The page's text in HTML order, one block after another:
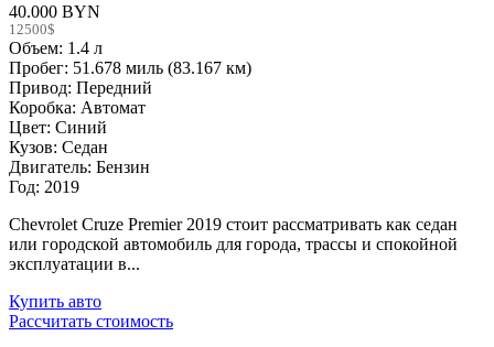
40.000 BYN
12500$
Объем: 1.4 л
Пробег: 51.678 миль (83.167 км)
Привод: Передний
Коробка: Автомат
Цвет: Синий
Кузов: Седан
Двигатель: Бензин
Год: 2019
Chevrolet Cruze Premier 2019 стоит рассматривать как седан
или городской автомобиль для города, трассы и спокойной
эксплуатации в...
Купить авто
Рассчитать стоимость